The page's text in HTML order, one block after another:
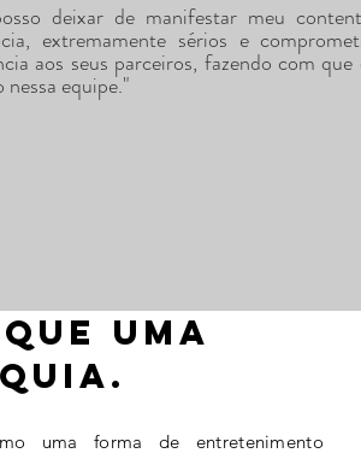
deixar de manifestar meu
extremamente sérios e
aos seus parceiros, fazendo com
nessa equipe."
uma
uma forma de entretenimento